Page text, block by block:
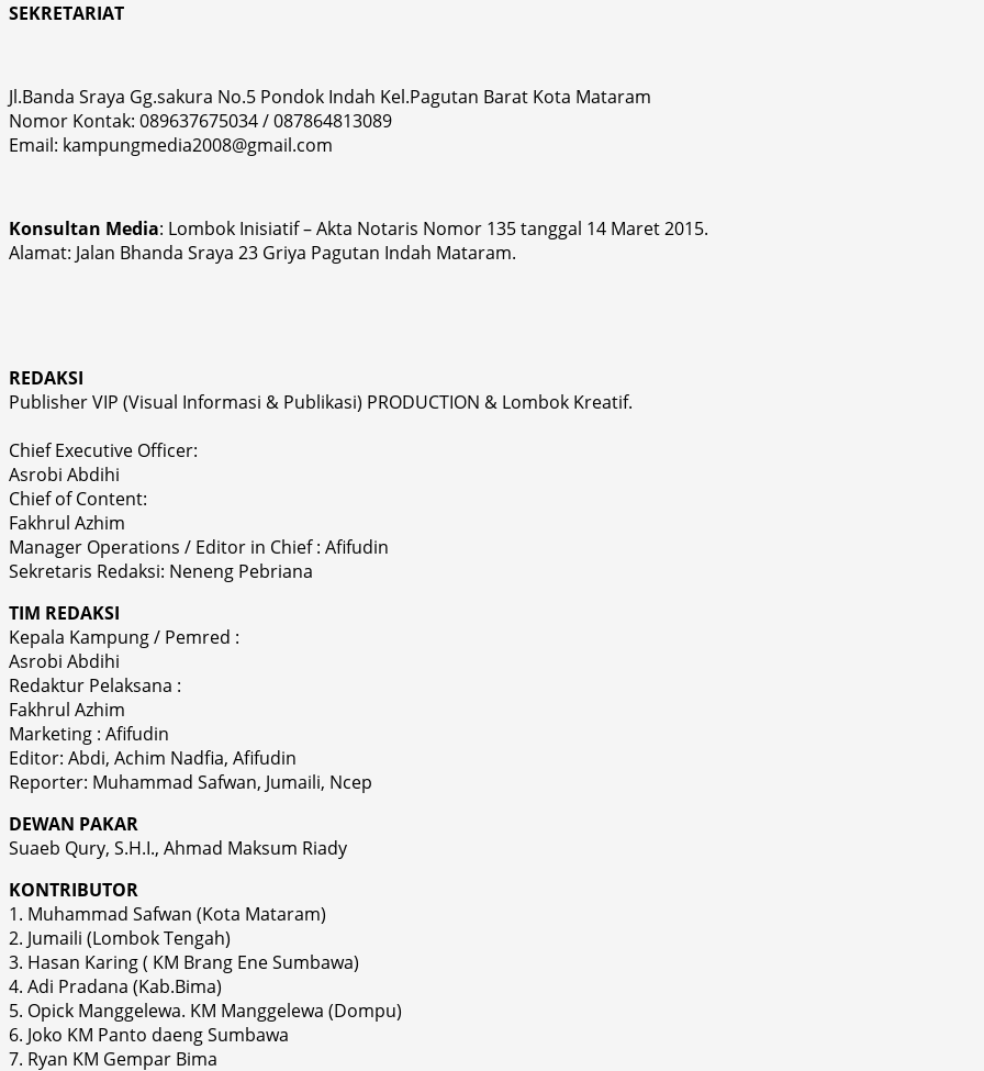
SEKRETARIAT
Jl.Banda Sraya Gg.sakura No.5 Pondok Indah Kel.Pagutan Barat Kota Mataram
Nomor Kontak: 089637675034 / 087864813089
Email: kampungmedia2008@gmail.com
Konsultan Media: Lombok Inisiatif – Akta Notaris Nomor 135 tanggal 14 Maret 2015.
Alamat: Jalan Bhanda Sraya 23 Griya Pagutan Indah Mataram.
REDAKSI
Publisher VIP (Visual Informasi & Publikasi) PRODUCTION & Lombok Kreatif.
Chief Executive Officer:
Asrobi Abdihi
Chief of Content:
Fakhrul Azhim
Manager Operations / Editor in Chief : Afifudin
Sekretaris Redaksi: Neneng Pebriana
TIM REDAKSI
Kepala Kampung / Pemred :
Asrobi Abdihi
Redaktur Pelaksana :
Fakhrul Azhim
Marketing : Afifudin
Editor: Abdi, Achim Nadfia, Afifudin
Reporter: Muhammad Safwan, Jumaili, Ncep
DEWAN PAKAR
Suaeb Qury, S.H.I., Ahmad Maksum Riady
KONTRIBUTOR
1. Muhammad Safwan (Kota Mataram)
2. Jumaili (Lombok Tengah)
3. Hasan Karing ( KM Brang Ene Sumbawa)
4. Adi Pradana (Kab.Bima)
5. Opick Manggelewa. KM Manggelewa (Dompu)
6. Joko KM Panto daeng Sumbawa
7. Ryan KM Gempar Bima